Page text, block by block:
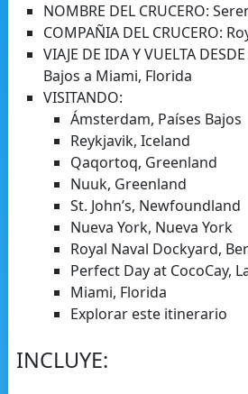
NOMBRE DEL CRUCERO:
COMPAÑIA DEL CRUCERO:
VIAJE DE IDA Y VUELTA
Bajos a Miami, Florida
VISITANDO:
Ámsterdam, Países Bajos
Reykjavik, Iceland
Qaqortoq, Greenland
Nuuk, Greenland
St. John’s, Newfoundland
Nueva York, Nueva York
Royal Naval Dockyard,
Perfect Day at CocoCay,
Miami, Florida
Explorar este itinerario
INCLUYE: